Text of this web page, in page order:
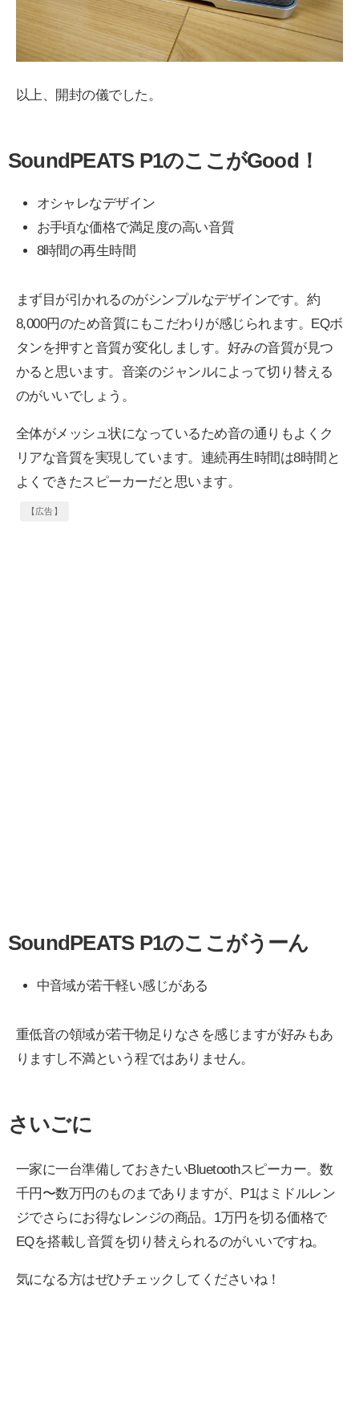
以上、開封の儀でした。
SoundPEATS P1のここがGood！
オシャレなデザイン
お手頃な価格で満足度の高い音質
8時間の再生時間
まず目が引かれるのがシンプルなデザインです。約
8,000円のため音質にもこだわりが感じられます。EQボ
タンを押すと音質が変化しましす。好みの音質が見つ
かると思います。音楽のジャンルによって切り替える
のがいいでしょう。
全体がメッシュ状になっているため音の通りもよくク
リアな音質を実現しています。連続再生時間は8時間と
よくできたスピーカーだと思います。
【広告】
SoundPEATS P1のここがうーん
中音域が若干軽い感じがある
重低音の領域が若干物足りなさを感じますが好みもあ
りますし不満という程ではありません。
さいごに
一家に一台準備しておきたいBluetoothスピーカー。数
千円〜数万円のものまでありますが、P1はミドルレン
ジでさらにお得なレンジの商品。1万円を切る価格で
EQを搭載し音質を切り替えられるのがいいですね。
気になる方はぜひチェックしてくださいね！